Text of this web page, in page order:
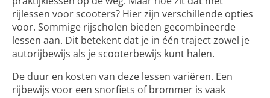
rijlessen voor scooters? Hier zijn verschillende opties
voor. Sommige rijscholen bieden gecombineerde
lessen aan. Dit betekent dat je in één traject zowel je
autorijbewijs als je scooterbewijs kunt halen.
De duur en kosten van deze lessen variëren. Een
rijbewijs voor een snorfiets of brommer is vaak